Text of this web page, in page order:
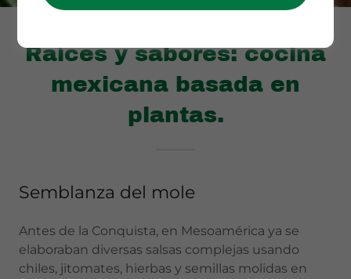
Raíces y sabores: cocina
mexicana basada en
plantas.
Semblanza del mole
Antes de la Conquista, en Mesoamérica ya se
elaboraban diversas salsas complejas usando
chiles, jitomates, hierbas y semillas molidas en